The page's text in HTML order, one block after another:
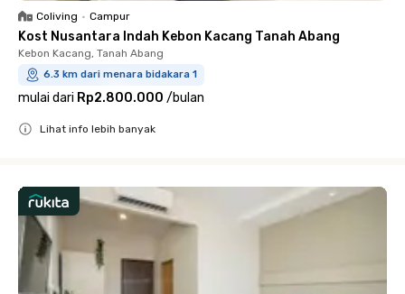
Coliving • Campur
Kost Nusantara Indah Kebon Kacang Tanah Abang
Kebon Kacang, Tanah Abang
6.3 km dari menara bidakara 1
mulai dari Rp2.800.000 /bulan
Lihat info lebih banyak